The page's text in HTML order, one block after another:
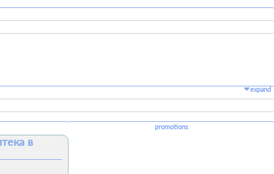
expand
promotions
в